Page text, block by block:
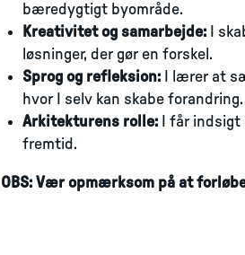
bæredygtigt byområde.
Kreativitet og samarbejde: I
løsninger, der gør en forskel.
Sprog og refleksion: I lærer at
hvor I selv kan skabe forandring.
Arkitekturens rolle: I får
fremtid.
OBS: Vær opmærksom på at